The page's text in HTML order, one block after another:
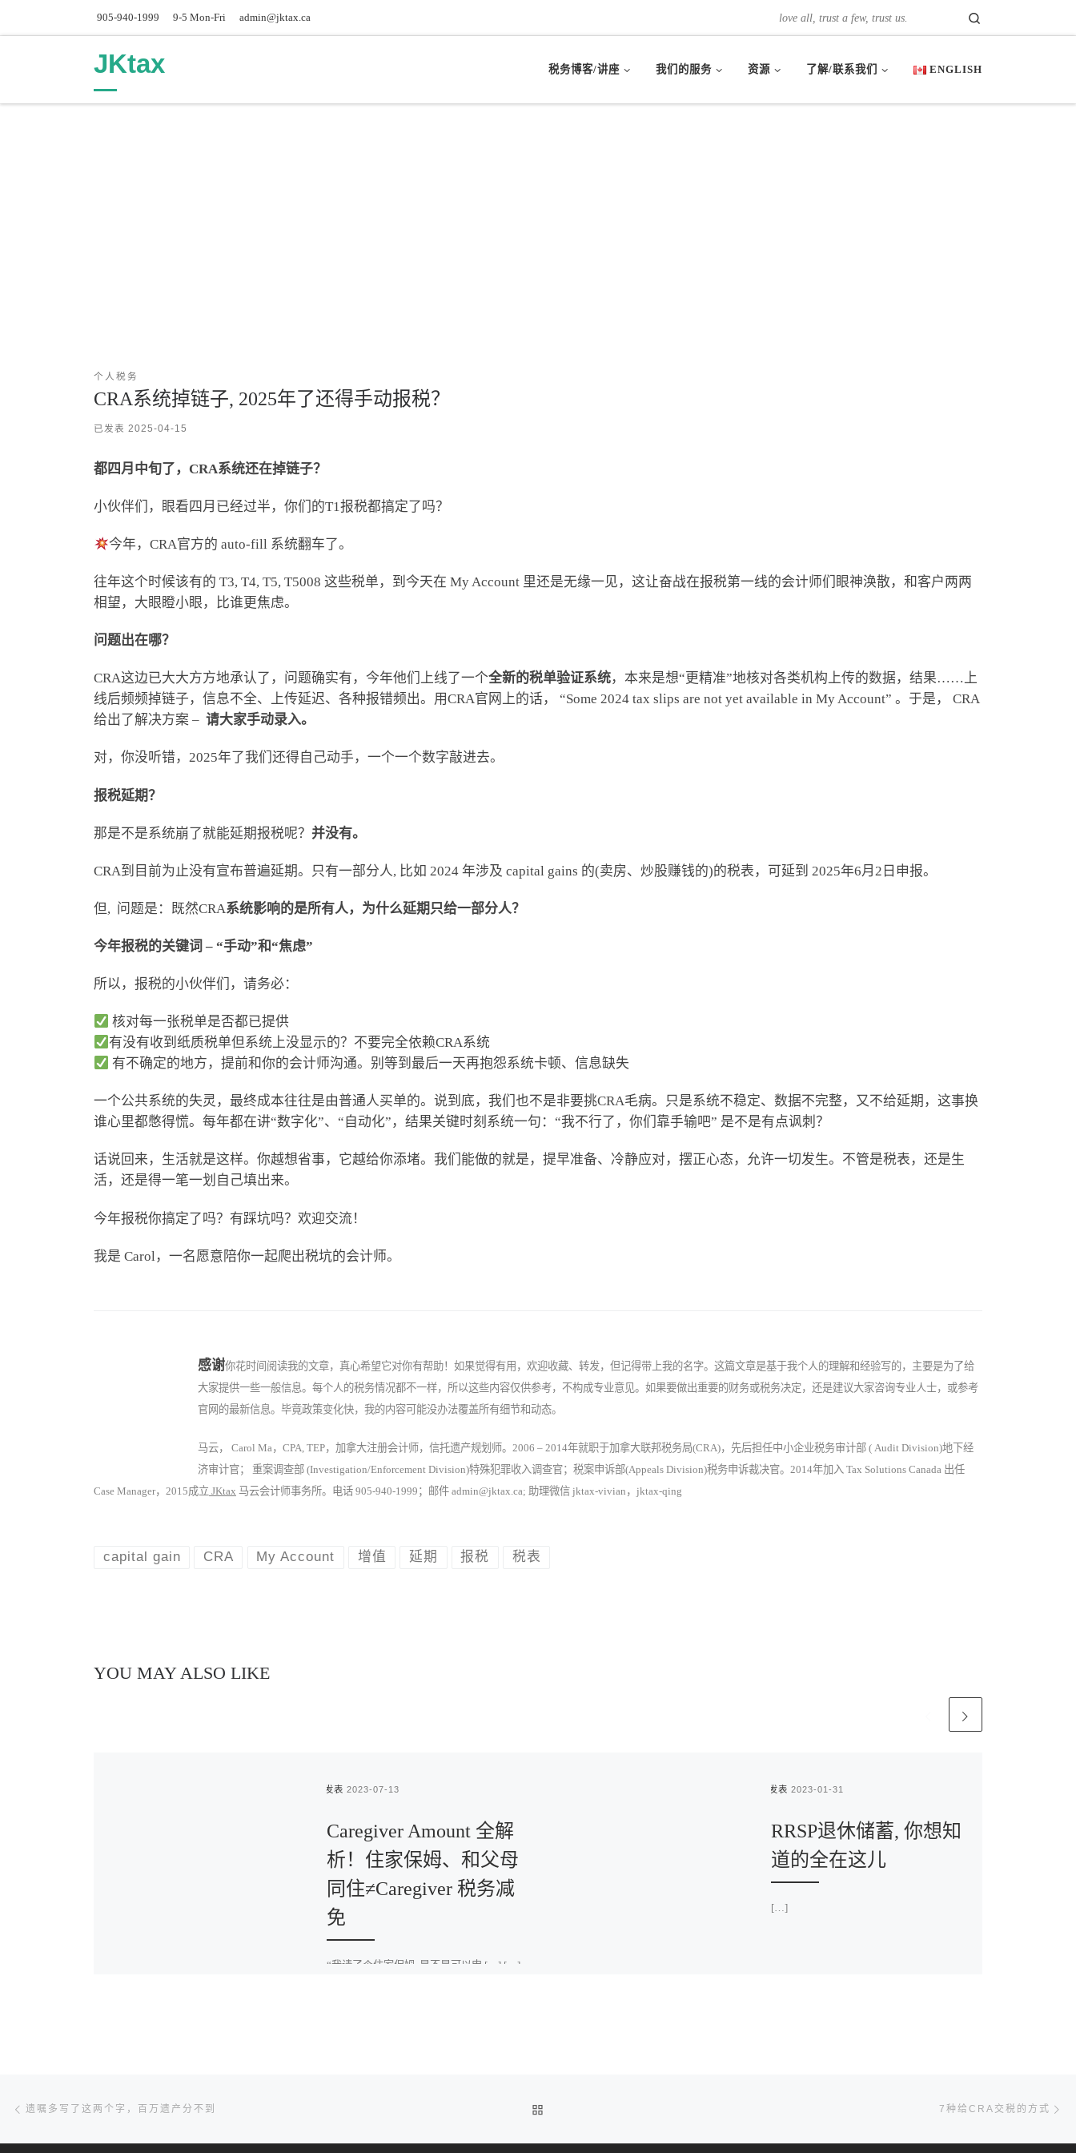
905-940-1999 9-5 Mon-Fri admin@jktax.ca love all, trust a few, trust us.
JKtax 税务博客/讲座 我们的服务 资源 了解/联系我们 ENGLISH
个人税务
CRA系统掉链子, 2025年了还得手动报税？
已发表 2025-04-15
都四月中旬了，CRA系统还在掉链子？
小伙伴们，眼看四月已经过半，你们的T1报税都搞定了吗？
今年，CRA官方的 auto-fill 系统翻车了。
往年这个时候该有的 T3, T4, T5, T5008 这些税单，到今天在 My Account 里还是无缘一见，这让奋战在报税第一线的会计师们眼神涣散，和客户两两
相望，大眼瞪小眼，比谁更焦虑。
问题出在哪？
CRA这边已大大方方地承认了，问题确实有，今年他们上线了一个全新的税单验证系统，本来是想“更精准”地核对各类机构上传的数据，结果……上
线后频频掉链子，信息不全、上传延迟、各种报错频出。用CRA官网上的话， “Some 2024 tax slips are not yet available in My Account” 。于是， CRA
给出了解决方案 – 请大家手动录入。
对，你没听错，2025年了我们还得自己动手，一个一个数字敲进去。
报税延期？
那是不是系统崩了就能延期报税呢？ 并没有。
CRA到目前为止没有宣布普遍延期。只有一部分人, 比如 2024 年涉及 capital gains 的(卖房、炒股赚钱的)的税表，可延到 2025年6月2日申报。
但, 问题是：既然CRA系统影响的是所有人，为什么延期只给一部分人？
今年报税的关键词 – “手动”和“焦虑”
所以，报税的小伙伴们，请务必：
核对每一张税单是否都已提供
有没有收到纸质税单但系统上没显示的？不要完全依赖CRA系统
有不确定的地方，提前和你的会计师沟通。别等到最后一天再抱怨系统卡顿、信息缺失
一个公共系统的失灵，最终成本往往是由普通人买单的。说到底，我们也不是非要挑CRA毛病。只是系统不稳定、数据不完整，又不给延期，这事换
谁心里都憋得慌。每年都在讲“数字化”、“自动化”，结果关键时刻系统一句：“我不行了，你们靠手输吧” 是不是有点讽刺？
话说回来，生活就是这样。你越想省事，它越给你添堵。我们能做的就是，提早准备、冷静应对，摆正心态，允许一切发生。不管是税表，还是生
活，还是得一笔一划自己填出来。
今年报税你搞定了吗？有踩坑吗？欢迎交流！
我是 Carol，一名愿意陪你一起爬出税坑的会计师。
感谢你花时间阅读我的文章，真心希望它对你有帮助！如果觉得有用，欢迎收藏、转发，但记得带上我的名字。这篇文章是基于我个人的理解和经验写的，主要是为了给
大家提供一些一般信息。每个人的税务情况都不一样，所以这些内容仅供参考，不构成专业意见。如果要做出重要的财务或税务决定，还是建议大家咨询专业人士，或参考
官网的最新信息。毕竟政策变化快，我的内容可能没办法覆盖所有细节和动态。
马云， Carol Ma，CPA, TEP，加拿大注册会计师，信托遗产规划师。2006 – 2014年就职于加拿大联邦税务局(CRA)，先后担任中小企业税务审计部 ( Audit Division)地下经
济审计官； 重案调查部 (Investigation/Enforcement Division)特殊犯罪收入调查官；税案申诉部(Appeals Division)税务申诉裁决官。2014年加入 Tax Solutions Canada 出任
Case Manager，2015成立 JKtax 马云会计师事务所。电话 905-940-1999；邮件 admin@jktax.ca; 助理微信 jktax-vivian，jktax-qing
capital gain CRA My Account 增值 延期 报税 税表
YOU MAY ALSO LIKE
已发表 2023-07-13
Caregiver Amount 全解
析！住家保姆、和父母
同住≠Caregiver 税务减
免
“我请了个住家保姆, 是不是可以申 […] […]
已发表 2023-01-31
RRSP退休储蓄, 你想知
道的全在这儿
[…]
文章导航
遗嘱多写了这两个字，百万遗产分不到 7种给CRA交税的方式